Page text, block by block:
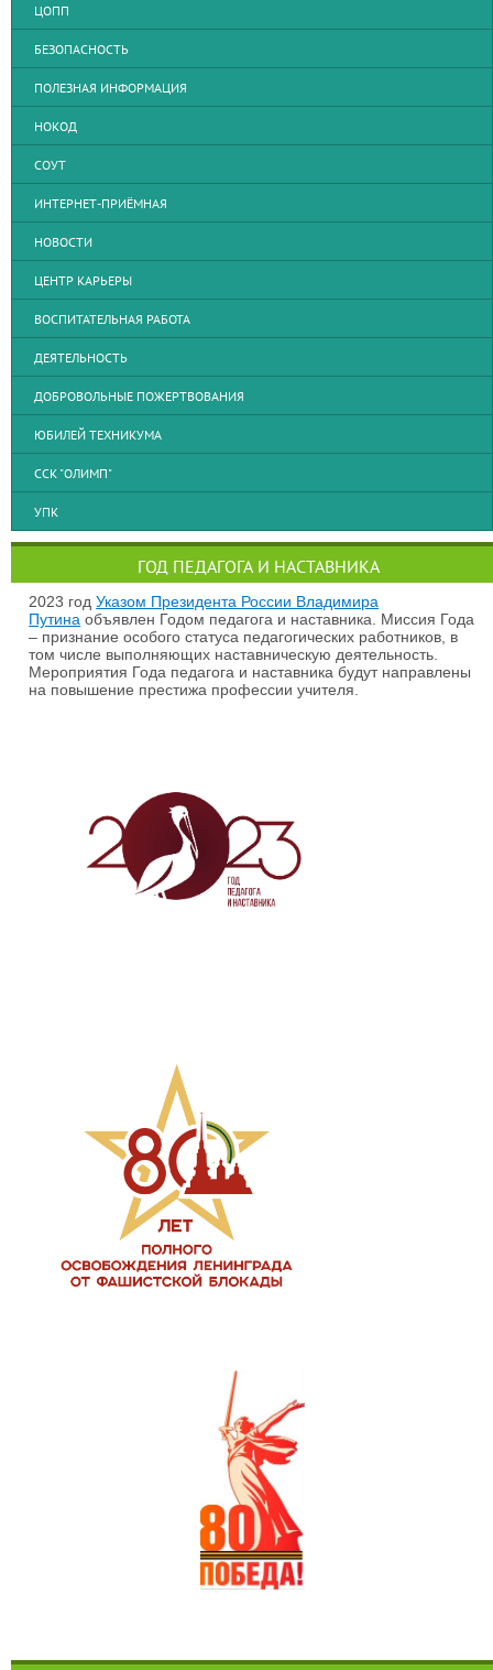
ЦОПП
БЕЗОПАСНОСТЬ
ПОЛЕЗНАЯ ИНФОРМАЦИЯ
НОКОД
СОУТ
ИНТЕРНЕТ-ПРИЁМНАЯ
НОВОСТИ
ЦЕНТР КАРЬЕРЫ
ВОСПИТАТЕЛЬНАЯ РАБОТА
ДЕЯТЕЛЬНОСТЬ
ДОБРОВОЛЬНЫЕ ПОЖЕРТВОВАНИЯ
ЮБИЛЕЙ ТЕХНИКУМА
ССК "ОЛИМП"
УПК
ГОД ПЕДАГОГА И НАСТАВНИКА
2023 годУказом Президента России Владимира
Путина объявлен Годом педагога и наставника. Миссия Года
– признание особого статуса педагогических работников, в
том числе выполняющих наставническую деятельность.
Мероприятия Года педагога и наставника будут направлены
на повышение престижа профессии учителя.